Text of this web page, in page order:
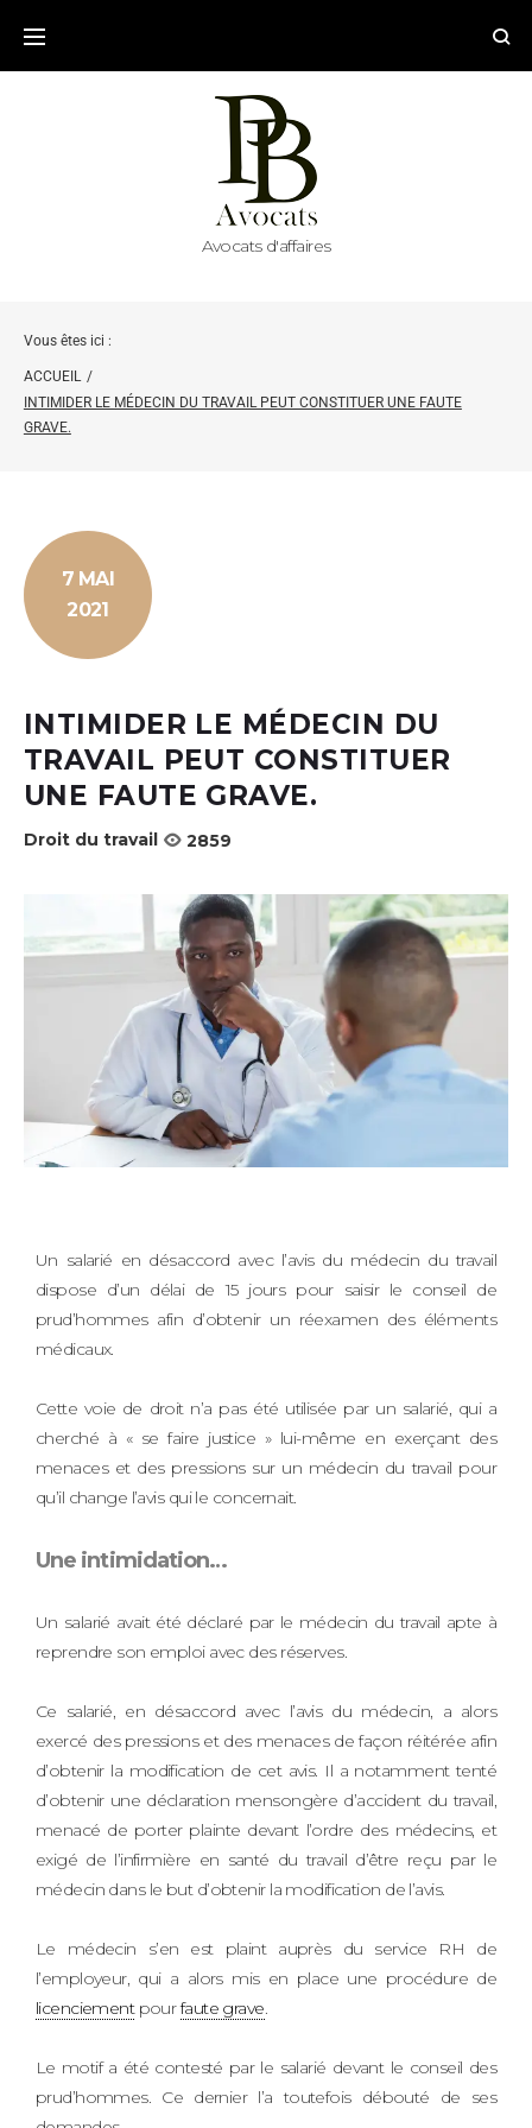
Avocats d'affaires
Vous êtes ici :
ACCUEIL /
INTIMIDER LE MÉDECIN DU TRAVAIL PEUT CONSTITUER UNE FAUTE
GRAVE.
7 MAI
2021
INTIMIDER LE MÉDECIN DU
TRAVAIL PEUT CONSTITUER
UNE FAUTE GRAVE.
Droit du travail 2859
Un salarié en désaccord avec l’avis du médecin du travail
dispose d’un délai de 15 jours pour saisir le conseil de
prud’hommes afin d’obtenir un réexamen des éléments
médicaux.
Cette voie de droit n’a pas été utilisée par un salarié, qui a
cherché à « se faire justice » lui-même en exerçant des
menaces et des pressions sur un médecin du travail pour
qu’il change l’avis qui le concernait.
Une intimidation…
Un salarié avait été déclaré par le médecin du travail apte à
reprendre son emploi avec des réserves.
Ce salarié, en désaccord avec l’avis du médecin, a alors
exercé des pressions et des menaces de façon réitérée afin
d’obtenir la modification de cet avis. Il a notamment tenté
d’obtenir une déclaration mensongère d’accident du travail,
menacé de porter plainte devant l’ordre des médecins, et
exigé de l’infirmière en santé du travail d’être reçu par le
médecin dans le but d’obtenir la modification de l’avis.
Le médecin s’en est plaint auprès du service RH de
l’employeur, qui a alors mis en place une procédure de
licenciementpourfaute grave.
Le motif a été contesté par le salarié devant le conseil des
prud’hommes. Ce dernier l’a toutefois débouté de ses